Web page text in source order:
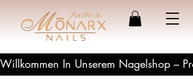
Willkommen In Unserem Nagelshop –